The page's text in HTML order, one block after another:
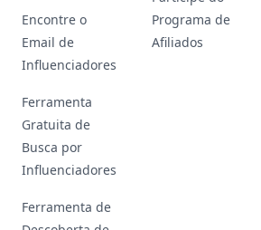
Encontre o
Email de
Influenciadores
Ferramenta
Gratuita de
Busca por
Influenciadores
Ferramenta de
Programa de
Afiliados